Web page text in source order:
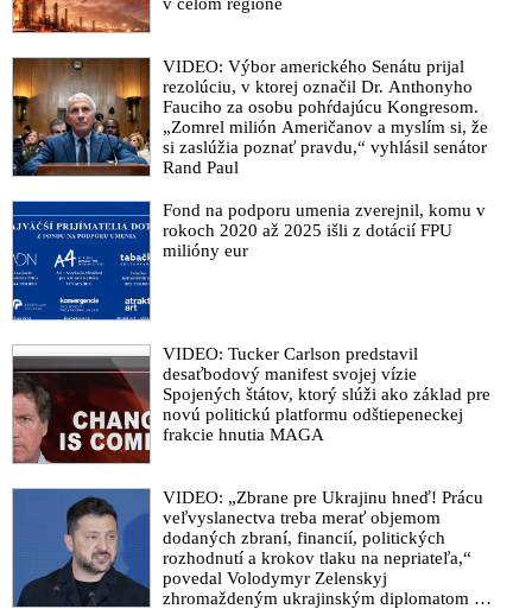
amerického prezidenta vát silněji
„Žiadosť MUDr. Petra Kotlára o okamžité zastavenie
očkovania vakcínou proti Covid-19 má svoje vážne
opodstatnenie. Ide o životy ľudí a budúcich pokolení. Vedecké
preverenie vakcíny na Slovensku je jednou z najdôležitejších
bezpečnostných otázok pre občanov Slovenska. Nikto nemá
právo beztrestne ohrozovať alebo poškodzovať zdravie
človeka. Život človeka má posvätný charakter,“ píše biskup
Timotej v liste adresovanom premiérovi Robertovi Ficovi a
členom jeho vlády
VIDEO: Molekulárna genetička MUDr. Peková verejne
poďakovala vládnemu splnomocnencovi Kotlárovi za odvahu
výsledky klinického testovania anticovidových injekcií od
Pfizeru a Moderny
VIDEO: Vládny splnomocnenec Kotlár položil SAV a ŠÚKL
vážne otázky týkajúce sa mRNA vakcín. Ľudské práva sú
podľa neho naďalej porušované a vedecké fakty zahmlievané.
Prezentoval zároveň obavy, že nezaočkovaní ľudia by mohli
cez krvnú transfúziu nedobrovoľne dostať očkovaciu látku
VIDEO: Premiér Fico spochybnil význam očkovania proti
koronavírusu a hovoril o experimentálnych vakcínach, ktoré
podľa neho spôsobujú ľuďom nielen vážne zdravotné
VIDEO: Výbor amerického Senátu prijal
rezolúciu, v ktorej označil Dr. Anthonyho
Fauciho za osobu pohŕdajúcu Kongresom.
„Zomrel milión Američanov a myslím si, že
si zaslúžia poznať pravdu,“ vyhlásil senátor
Rand Paul
Fond na podporu umenia zverejnil, komu v
rokoch 2020 až 2025 išli z dotácií FPU
milióny eur
VIDEO: Tucker Carlson predstavil
desaťbodový manifest svojej vízie
Spojených štátov, ktorý slúži ako základ pre
novú politickú platformu odštiepeneckej
frakcie hnutia MAGA
VIDEO: „Zbrane pre Ukrajinu hneď! Prácu
veľvyslanectva treba merať objemom
dodaných zbraní, financií, politických
rozhodnutí a krokov tlaku na nepriateľa,“
povedal Volodymyr Zelenskyj
zhromaždeným ukrajinským diplomatom v